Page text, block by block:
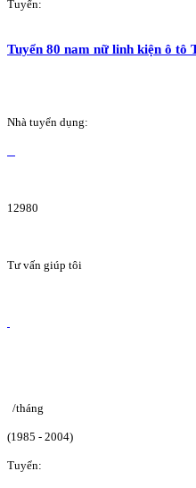
Tuyển:
Tuyển 80 nam nữ linh kiện ô tô
Nhà tuyển dụng:
12980
Tư vấn giúp tôi
/tháng
(1985 - 2004)
Tuyển: